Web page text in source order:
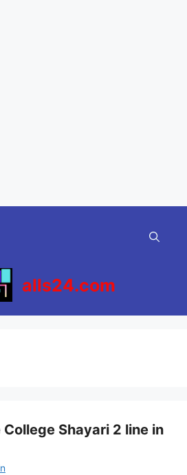
alls24.com
Shayari 2 line in